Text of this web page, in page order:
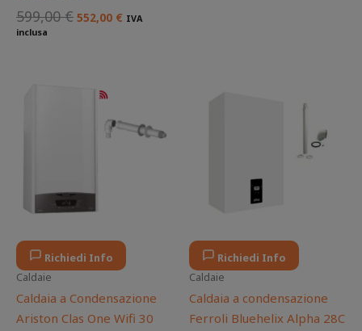
599,00€ 552,00 € IVA
inclusa
Richiedi Info
Caldaie
Caldaia a Condensazione
Ariston Clas One Wifi 30
prezzo
era:
1.500,00 €.
è:
1.155,00 €.
Richiedi Info
Caldaie
Caldaia a condensazione
Ferroli Bluehelix Alpha 28C
originale
1.400,00 €.